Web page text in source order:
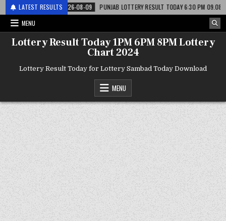
LATEST RESULTS
2026-08-09
PUNJAB LOTTERY RESULT TODAY 6:30 PM 09.08.26 –
MENU
Lottery Result Today 1PM 6PM 8PM Lottery
Chart 2024
Lottery Result Today for Lottery Sambad Today Download
MENU